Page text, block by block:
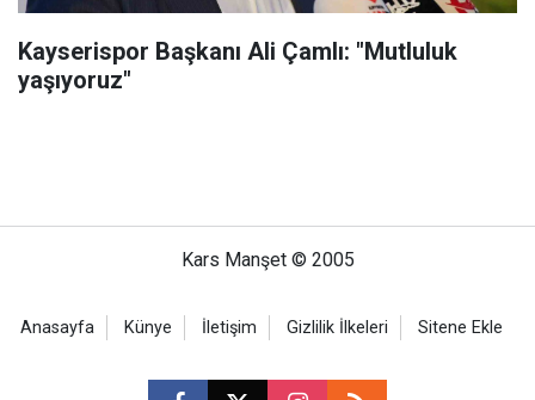
Kayserispor Başkanı Ali Çamlı: "Mutluluk
yaşıyoruz"
Kars Manşet © 2005
Anasayfa Künye İletişim Gizlilik İlkeleri Sitene Ekle